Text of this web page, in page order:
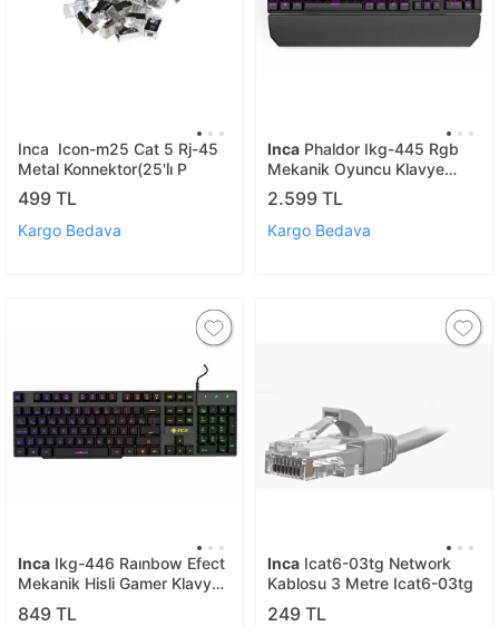
Inca Icon-m25 Cat 5 Rj-45
Metal Konnektor(25'li̇ P
499 TL
Kargo Bedava
Inca Phaldor Ikg-445 Rgb
Mekanik Oyuncu Klavye
Phaldor Ikg-445
2.599 TL
Kargo Bedava
Inca Ikg-446 Raınbow Efect
Mekanik Hisli Gamer Klavye
1029544
849 TL
Inca Icat6-03tg Network
Kablosu 3 Metre Icat6-03tg
249 TL